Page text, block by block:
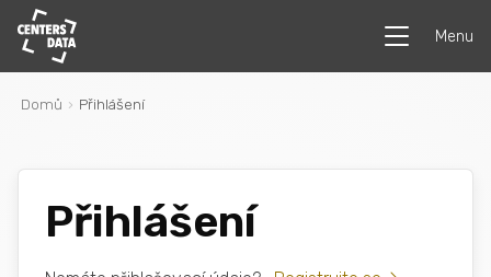
Menu
Domů Přihlášení
Přihlášení